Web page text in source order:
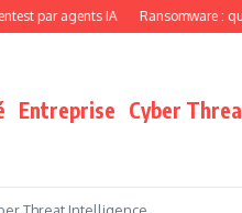
agents IA Ransomware : que faire
Entreprise Cyber
Threat Intelligence